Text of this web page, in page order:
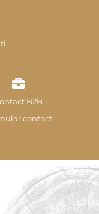
B2B
contact